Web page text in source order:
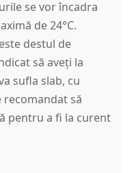
se vor încadra
de 24°C.
destul de
să aveți la
sufla slab, cu
recomandat să
pentru a fi la curent